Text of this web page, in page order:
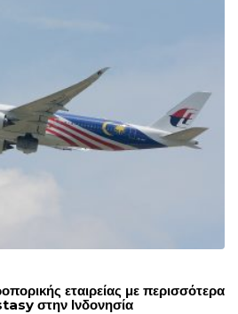
εταιρείας με περισσότερα
στην Ινδονησία